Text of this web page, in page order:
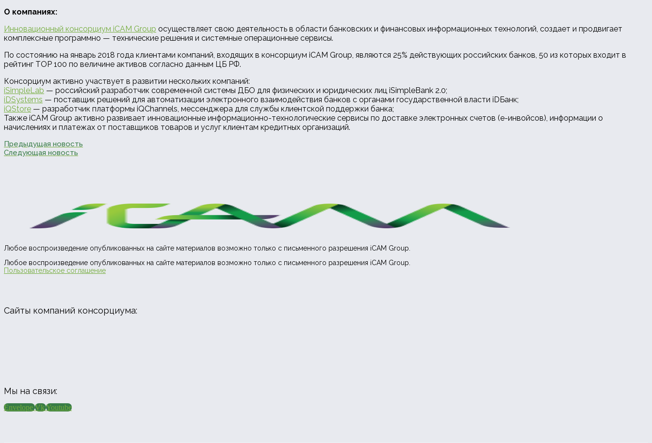
О компаниях:
Инновационный консорциум iCAM Group осуществляет свою деятельность в области банковских и финансовых информационных технологий, создает и продвигает
комплексные программно — технические решения и системные операционные сервисы.
По состоянию на январь 2018 года клиентами компаний, входящих в консорциум iCAM Group, являются 25% действующих российских банков, 50 из которых входит в
рейтинг TOP 100 по величине активов согласно данным ЦБ РФ.
Консорциум активно участвует в развитии нескольких компаний:
iSimpleLab — российский разработчик современной системы ДБО для физических и юридических лиц iSimpleBank 2.0;
iDSystems — поставщик решений для автоматизации электронного взаимодействия банков с органами государственной власти iDБанк;
iQStore — разработчик платформы iQChannels, мессенджера для службы клиентской поддержки банка;
Также iCAM Group активно развивает инновационные информационно-технологические сервисы по доставке электронных счетов (е-инвойсов), информации о
начислениях и платежах от поставщиков товаров и услуг клиентам кредитных организаций.
Предыдущая новость
Следующая новость
Любое воспроизведение опубликованных на сайте материалов возможно только с письменного разрешения iCAM Group.
Любое воспроизведение опубликованных на сайте материалов возможно только с письменного разрешения iCAM Group.
Пользовательское соглашение
Сайты компаний консорциума:
Мы на связи:
Envelope Vk Youtube